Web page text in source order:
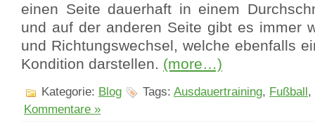
einen Seite dauerhaft in einem
und auf der anderen Seite gibt es immer
und Richtungswechsel, welche ebenfalls
Kondition darstellen. (more…)
Kategorie: Blog Tags: Ausdauertraining, Fußball,
Kommentare »